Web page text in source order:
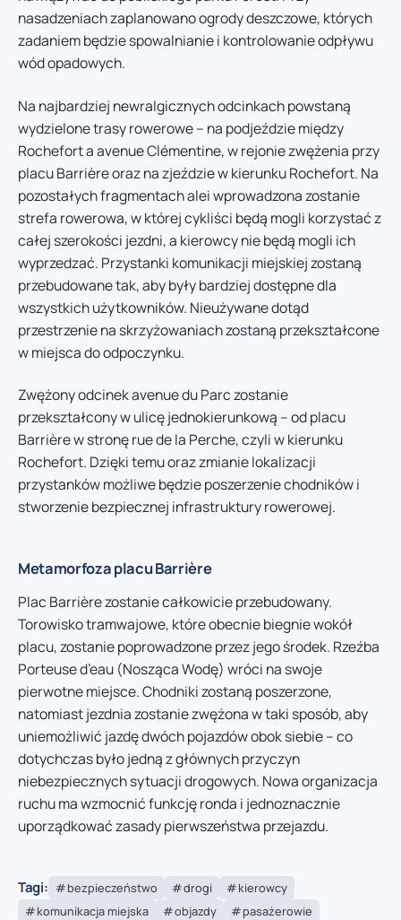
nasadzeniach zaplanowano ogrody deszczowe, których
zadaniem będzie spowalnianie i kontrolowanie odpływu
wód opadowych.
Na najbardziej newralgicznych odcinkach powstaną
wydzielone trasy rowerowe – na podjeździe między
Rochefort a avenue Clémentine, w rejonie zwężenia przy
placu Barrière oraz na zjeździe w kierunku Rochefort. Na
pozostałych fragmentach alei wprowadzona zostanie
strefa rowerowa, w której cykliści będą mogli korzystać z
całej szerokości jezdni, a kierowcy nie będą mogli ich
wyprzedzać. Przystanki komunikacji miejskiej zostaną
przebudowane tak, aby były bardziej dostępne dla
wszystkich użytkowników. Nieużywane dotąd
przestrzenie na skrzyżowaniach zostaną przekształcone
w miejsca do odpoczynku.
Zwężony odcinek avenue du Parc zostanie
przekształcony w ulicę jednokierunkową – od placu
Barrière w stronę rue de la Perche, czyli w kierunku
Rochefort. Dzięki temu oraz zmianie lokalizacji
przystanków możliwe będzie poszerzenie chodników i
stworzenie bezpiecznej infrastruktury rowerowej.
Metamorfoza placu Barrière
Plac Barrière zostanie całkowicie przebudowany.
Torowisko tramwajowe, które obecnie biegnie wokół
placu, zostanie poprowadzone przez jego środek. Rzeźba
Porteuse d’eau (Nosząca Wodę) wróci na swoje
pierwotne miejsce. Chodniki zostaną poszerzone,
natomiast jezdnia zostanie zwężona w taki sposób, aby
uniemożliwić jazdę dwóch pojazdów obok siebie – co
dotychczas było jedną z głównych przyczyn
niebezpiecznych sytuacji drogowych. Nowa organizacja
ruchu ma wzmocnić funkcję ronda i jednoznacznie
uporządkować zasady pierwszeństwa przejazdu.
Tagi: bezpieczeństwo drogi
kierowcy
komunikacja miejska
objazdy
pasażerowie